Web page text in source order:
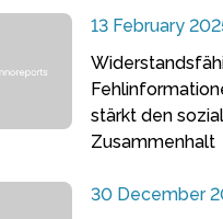
13 February
stärkt den
Zusammenhalt
30 December